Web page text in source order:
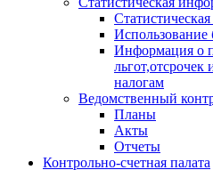
Использование
Информация о
налогам
Ведомственный
Планы
Акты
Отчеты
Контрольно-счетная палата